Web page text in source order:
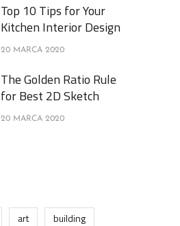
Top 10 Tips for Your
Kitchen Interior Design
20 MARCA 2020
The Golden Ratio Rule
for Best 2D Sketch
20 MARCA 2020
art
building